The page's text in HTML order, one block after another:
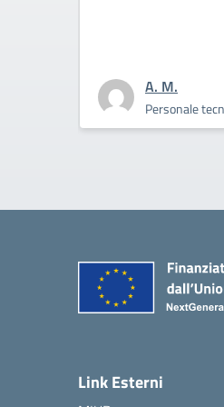
Personale tecnico
Link Esterni